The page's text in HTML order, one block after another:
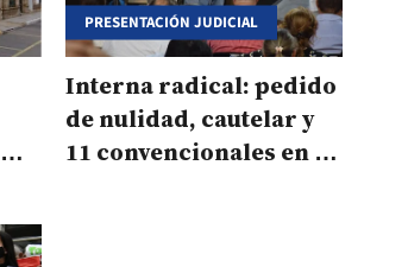
PRESENTACIÓN JUDICIAL
Interna radical: pedido
de nulidad, cautelar y
11 convencionales en la